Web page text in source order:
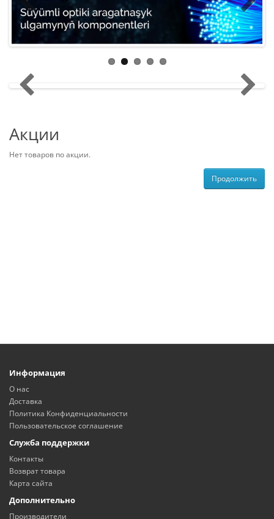
Акции
Нет товаров по акции.
Продолжить
Информация
О нас
Доставка
Политика Конфиденциальности
Пользовательское соглашение
Служба поддержки
Контакты
Возврат товара
Карта сайта
Дополнительно
Производители